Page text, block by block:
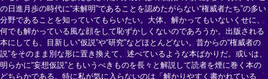
の日進月歩の時代に“未解明”であることを認めたがらない“権威者たち”の多い
分野であることを知っていてもらいたい。大体、解かってもいないくせに、
何でも解かっている風な顔をして恥ずかしくないのであろうか。出版される
本にしても、目新しい“仮説”や“研究”などほとんどない。昔からの“権威者の
説”をそのまま別な形に置き換えて、述べているような本ばかりだ。或いは、
明らかに“妄想仮説”ともいうべきものを長々と解説して読者を煙に巻く本の
どちらかである。特に私が気に入らないのは「解かりやすく書かれている